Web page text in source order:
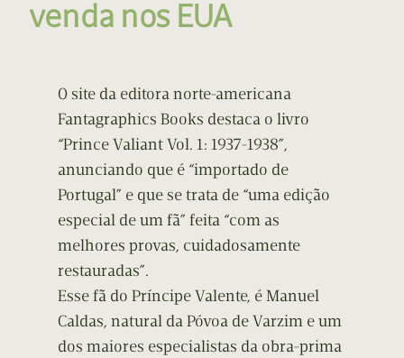
venda nos EUA
O site da editora norte-americana
Fantagraphics Books destaca o livro
“Prince Valiant Vol. 1: 1937-1938”,
anunciando que é “importado de
Portugal” e que se trata de “uma edição
especial de um fã” feita “com as
melhores provas, cuidadosamente
restauradas”.
Esse fã do Príncipe Valente, é Manuel
Caldas, natural da Póvoa de Varzim e um
dos maiores especialistas da obra-prima